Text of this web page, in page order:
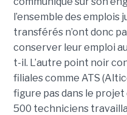
l’ensemble des emplois
transférés n’ont donc
conserver leur emploi
t-il. L’autre point noir
filiales comme ATS
figure pas dans le
500 techniciens